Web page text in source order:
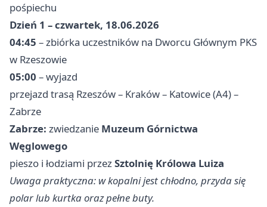
pośpiechu
Dzień 1 – czwartek, 18.06.2026
04:45 – zbiórka uczestników na Dworcu Głównym PKS
w Rzeszowie
05:00 – wyjazd
przejazd trasą Rzeszów – Kraków – Katowice (A4) –
Zabrze
Zabrze: zwiedzanie Muzeum Górnictwa
Węglowego
pieszo i łodziami przezSztolnię Królowa Luiza
Uwaga praktyczna: w kopalni jest chłodno, przyda się
polar lub kurtka oraz pełne buty.